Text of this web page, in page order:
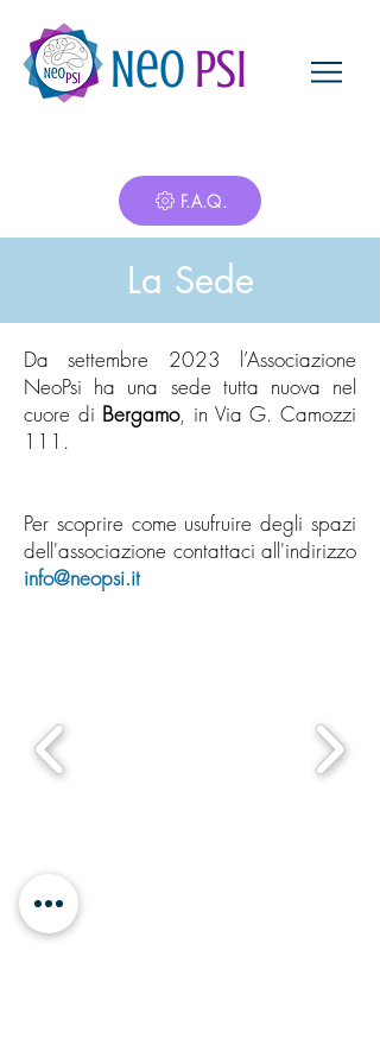
Neo Psi
F.A.Q.
La Sede
Da settembre 2023 l’Associazione
NeoPsi ha una sede tutta nuova nel
cuore di Bergamo, in Via G. Camozzi
111.⁣
Per scoprire come usufruire degli spazi
dell'associazione contattaci all'indirizzo
info@neopsi.it